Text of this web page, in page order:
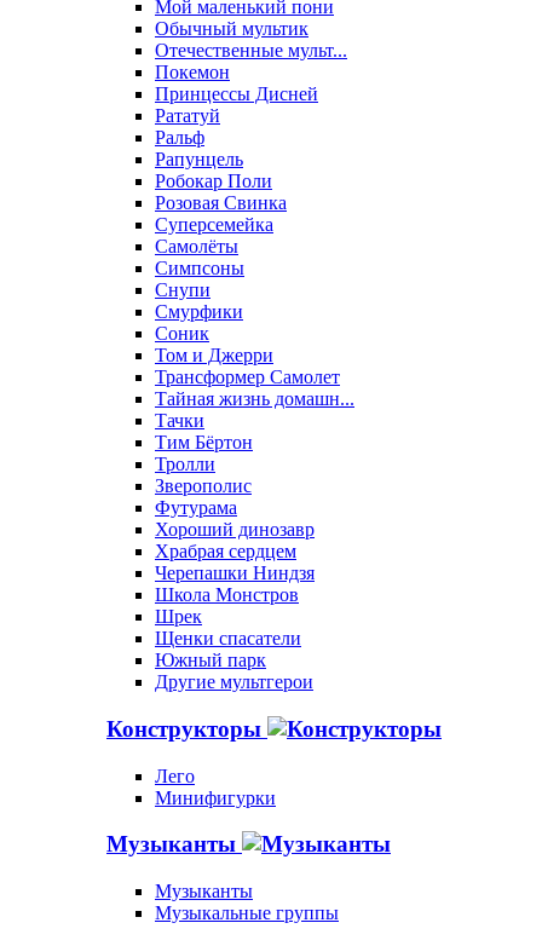
Мой маленький пони
Обычный мультик
Отечественные мульт...
Покемон
Принцессы Дисней
Рататуй
Ральф
Рапунцель
Робокар Поли
Розовая Свинка
Суперсемейка
Самолёты
Симпсоны
Снупи
Смурфики
Соник
Том и Джерри
Трансформер Самолет
Тайная жизнь домашн...
Тачки
Тим Бёртон
Тролли
Зверополис
Футурама
Хороший динозавр
Храбрая сердцем
Черепашки Ниндзя
Школа Монстров
Шрек
Щенки спасатели
Южный парк
Другие мультгерои
Конструкторы
Лего
Минифигурки
Музыканты
Музыканты
Музыкальные группы